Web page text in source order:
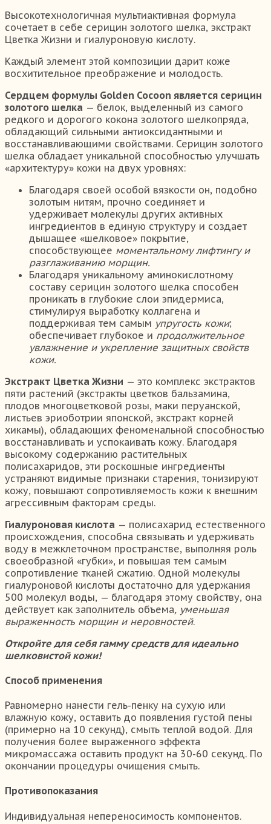
Высокотехнологичная мультиактивная формула
сочетает в себе серицин золотого шелка, экстракт
Цветка Жизни и гиалуроновую кислоту.
Каждый элемент этой композиции дарит коже
восхитительное преображение и молодость.
Сердцем формулы Golden Cocoon является серицин
золотого шелка — белок, выделенный из самого
редкого и дорогого кокона золотого шелкопряда,
обладающий сильными антиоксидантными и
восстанавливающими свойствами. Серицин золотого
шелка обладает уникальной способностью улучшать
«архитектуру» кожи на двух уровнях:
Благодаря своей особой вязкости он, подобно
золотым нитям, прочно соединяет и
удерживает молекулы других активных
ингредиентов в единую структуру и создает
дышащее «шелковое» покрытие,
способствующее моментальному лифтингу и
разглаживанию морщин.
Благодаря уникальному аминокислотному
составу серицин золотого шелка способен
проникать в глубокие слои эпидермиса,
стимулируя выработку коллагена и
поддерживая тем самым упругость кожи;
обеспечивает глубокое и продолжительное
увлажнение и укрепление защитных свойств
кожи.
Экстракт Цветка Жизни — это комплекс экстрактов
пяти растений (экстракты цветков бальзамина,
плодов многоцветковой розы, маки перуанской,
листьев эриоботрии японской, экстракт корней
хикамы), обладающих феноменальной способностью
восстанавливать и успокаивать кожу. Благодаря
высокому содержанию растительных
полисахаридов, эти роскошные ингредиенты
устраняют видимые признаки старения, тонизируют
кожу, повышают сопротивляемость кожи к внешним
агрессивным факторам среды.
Гиалуроновая кислота — полисахарид естественного
происхождения, способна связывать и удерживать
воду в межклеточном пространстве, выполняя роль
своеобразной «губки», и повышая тем самым
сопротивление тканей сжатию. Одной молекулы
гиалуроновой кислоты достаточно для удержания
500 молекул воды, — благодаря этому свойству, она
действует как заполнитель объема, уменьшая
выраженность морщин и неровностей.
Откройте для себя гамму средств для идеально
шелковистой кожи!
Способ применения
Равномерно нанести гель-пенку на сухую или
влажную кожу, оставить до появления густой пены
(примерно на 10 секунд), смыть теплой водой. Для
получения более выраженного эффекта
микромассажа оставить продукт на 30-60 секунд. По
окончании процедуры очищения смыть.
Противопоказания
Индивидуальная непереносимость компонентов.